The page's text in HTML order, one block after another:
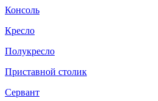
Консоль
Кресло
Полукресло
Приставной столик
Сервант